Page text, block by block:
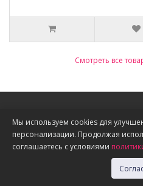
Смотреть все
Информация
О нас
Доставка, оплата, скидки
Политика конфиденциальности
Мы используем cookies для
персонализации. Продолжая
соглашаетесь с условиями